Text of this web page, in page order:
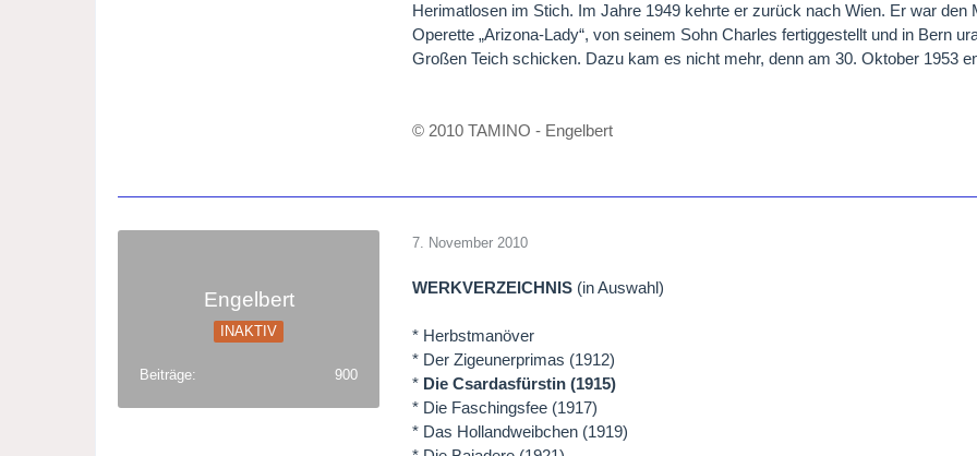
Herimatlosen im Stich. Im Jahre 1949 kehrte er zurück nach Wien. Er war
Operette „Arizona-Lady“, von seinem Sohn Charles fertiggestellt und in Bern
Großen Teich schicken. Dazu kam es nicht mehr, denn am 30. Oktober 1953
© 2010 TAMINO - Engelbert
Engelbert
INAKTIV
Beiträge 900
7. November 2010
WERKVERZEICHNIS (in Auswahl)
* Herbstmanöver
* Der Zigeunerprimas (1912)
* Die Csardasfürstin (1915)
* Die Faschingsfee (1917)
* Das Hollandweibchen (1919)